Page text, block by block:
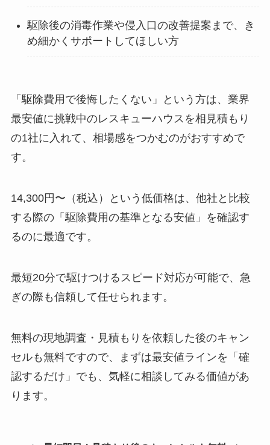
駆除後の消毒作業や侵入口の改善提案まで、き
め細かくサポートしてほしい方
「駆除費用で後悔したくない」という方は、業界
最安値に挑戦中のレスキューハウスを相見積もり
の1社に入れて、相場感をつかむのがおすすめで
す。
14,300円〜（税込）という低価格は、他社と比較
する際の「駆除費用の基準となる安値」を確認す
るのに最適です。
最短20分で駆けつけるスピード対応が可能で、急
ぎの際も信頼して任せられます。
無料の現地調査・見積もりを依頼した後のキャン
セルも無料ですので、まずは最安値ラインを「確
認するだけ」でも、気軽に相談してみる価値があ
ります。